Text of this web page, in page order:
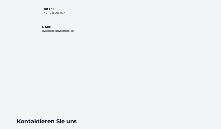
Telefon:
+421 911 055 007
E-Mail:
hykemont@hykemont.sk
Kontaktieren Sie uns